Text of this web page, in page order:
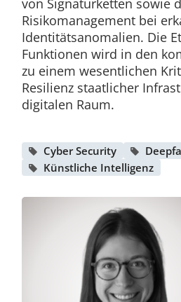
Risikomanagement bei
Identitätsanomalien. Die
Funktionen wird in den
zu einem wesentlichen
Resilienz staatlicher
digitalen Raum.
Cyber Security
Künstliche Intelligenz